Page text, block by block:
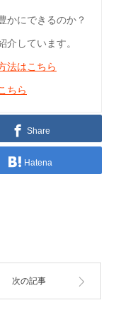
かにできるのか？
介しています。
法はこちら
ちら
Share
Hatena
次の記事